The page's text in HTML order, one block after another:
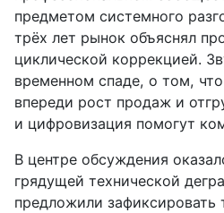
предметом системного
трёх лет рынок объяснял
циклической коррекцией.
временном спаде, о том,
впереди рост продаж и
и цифровизация помогут
В центре обсуждения
грядущей технической
предложили зафиксировать